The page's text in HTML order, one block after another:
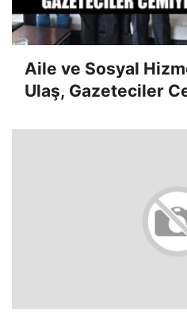
Aile ve Sosyal
Ulaş, Gazeteciler